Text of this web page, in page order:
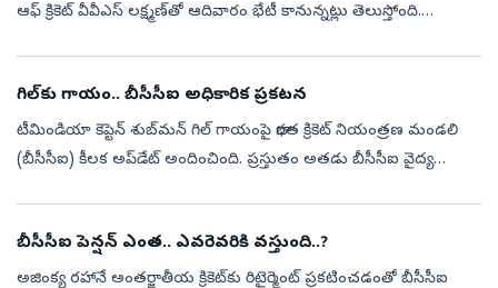
ఆఫ్‌ క్రికెట్‌ వీవీఎస్‌ లక్ష్మణ్‌తో ఆదివారం భేటీ కానున్నట్లు తెలుస్తోంది.
గిల్‌కు గాయం.. బీసీసీఐ అధికారిక ప్రకటన
టీమిండియా కెప్టెన్‌ శుబ్‌మన్‌ గిల్‌ గాయంపై భారత క్రికెట్‌ నియంత్రణ మండలి
(బీసీసీఐ) కీలక అప్‌డేట్‌ అందించింది. ప్రస్తుతం అతడు బీసీసీఐ వైద్య
బీసీసీఐ పెన్షన్‌ ఎంత.. ఎవరెవరికి వస్తుంది..?
అజింక్య రహానే అంతర్జాతీయ క్రికెట్‌కు రిటైర్మెంట్‌ ప్రకటించడంతో బీసీసీఐ